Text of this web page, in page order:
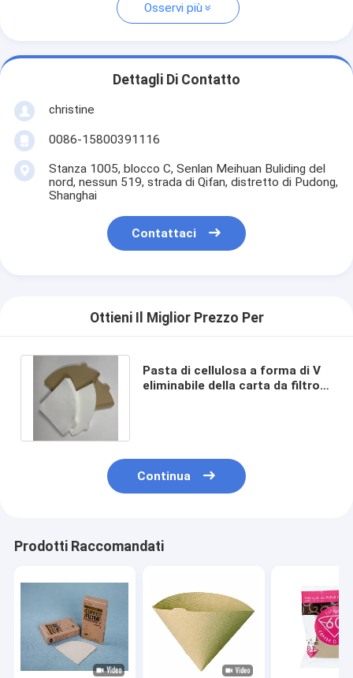
Osservi più
Dettagli Di Contatto
christine
0086-15800391116
Stanza 1005, blocco C, Senlan Meihuan Buliding del
nord, nessun 519, strada di Qifan, distretto di Pudong,
Shanghai
Contattaci
Ottieni Il Miglior Prezzo Per
Pasta di cellulosa a forma di V
eliminabile della carta da filtro
Continua
Prodotti Raccomandati